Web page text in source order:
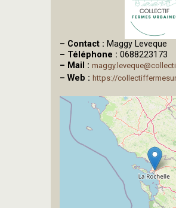
– Contact : Maggy Leveque
– Téléphone : 0688223173
– Mail :
– Web : https://